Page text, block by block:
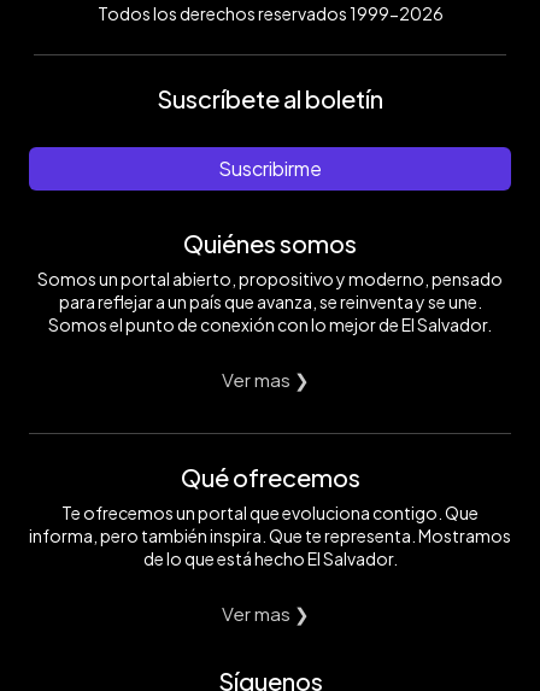
Todos los derechos reservados 1999-2026
Suscríbete al boletín
Suscribirme
Quiénes somos
Somos un portal abierto, propositivo y moderno, pensado
para reflejar a un país que avanza, se reinventa y se une.
Somos el punto de conexión con lo mejor de El Salvador.
Ver mas ❯
Qué ofrecemos
Te ofrecemos un portal que evoluciona contigo. Que
informa, pero también inspira. Que te representa. Mostramos
de lo que está hecho El Salvador.
Ver mas ❯
Síguenos